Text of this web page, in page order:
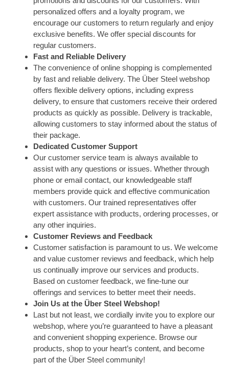
personalized offers and a loyalty program, we
encourage our customers to return regularly and enjoy
exclusive benefits. We offer special discounts for
regular customers.
Fast and Reliable Delivery
The convenience of online shopping is complemented
by fast and reliable delivery. The Über Steel webshop
offers flexible delivery options, including express
delivery, to ensure that customers receive their ordered
products as quickly as possible. Delivery is trackable,
allowing customers to stay informed about the status of
their package.
Dedicated Customer Support
Our customer service team is always available to
assist with any questions or issues. Whether through
phone or email contact, our knowledgeable staff
members provide quick and effective communication
with customers. Our trained representatives offer
expert assistance with products, ordering processes, or
any other inquiries.
Customer Reviews and Feedback
Customer satisfaction is paramount to us. We welcome
and value customer reviews and feedback, which help
us continually improve our services and products.
Based on customer feedback, we fine-tune our
offerings and services to better meet their needs.
Join Us at the Über Steel Webshop!
Last but not least, we cordially invite you to explore our
webshop, where you’re guaranteed to have a pleasant
and convenient shopping experience. Browse our
products, shop to your heart’s content, and become
part of the Über Steel community!